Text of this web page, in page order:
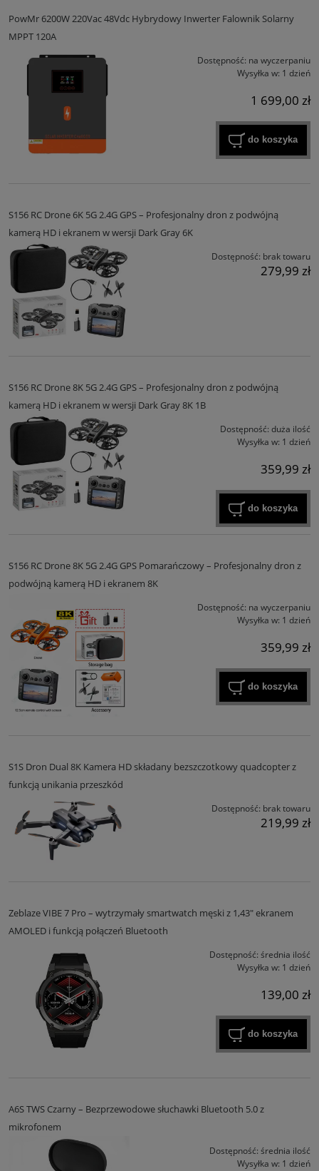
PowMr 6200W 220Vac 48Vdc Hybrydowy Inwerter Falownik Solarny
MPPT 120A
Dostępność: na wyczerpaniu
Wysyłka w: 1 dzień
1 699,00 zł
do koszyka
S156 RC Drone 6K 5G 2.4G GPS – Profesjonalny dron z podwójną
kamerą HD i ekranem w wersji Dark Gray 6K
Dostępność: brak towaru
279,99 zł
S156 RC Drone 8K 5G 2.4G GPS – Profesjonalny dron z podwójną
kamerą HD i ekranem w wersji Dark Gray 8K 1B
Dostępność: duża ilość
Wysyłka w: 1 dzień
359,99 zł
do koszyka
S156 RC Drone 8K 5G 2.4G GPS Pomarańczowy – Profesjonalny dron z
podwójną kamerą HD i ekranem 8K
Dostępność: na wyczerpaniu
Wysyłka w: 1 dzień
359,99 zł
do koszyka
S1S Dron Dual 8K Kamera HD składany bezszczotkowy quadcopter z
funkcją unikania przeszkód
Dostępność: brak towaru
219,99 zł
Zeblaze VIBE 7 Pro – wytrzymały smartwatch męski z 1,43" ekranem
AMOLED i funkcją połączeń Bluetooth
Dostępność: średnia ilość
Wysyłka w: 1 dzień
139,00 zł
do koszyka
A6S TWS Czarny – Bezprzewodowe słuchawki Bluetooth 5.0 z
mikrofonem
Dostępność: średnia ilość
Wysyłka w: 1 dzień